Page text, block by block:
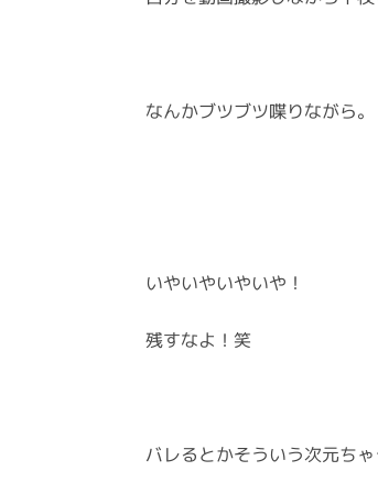
なんかブツブツ喋りながら。
いやいやいやいや！
残すなよ！笑
バレるとかそういう次元ちゃ